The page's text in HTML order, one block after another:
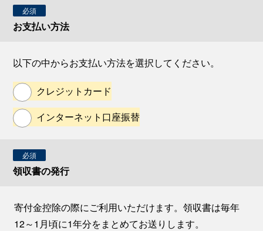
必須
お支払い方法
以下の中からお支払い方法を選択してください。
クレジットカード
インターネット口座振替
必須
領収書の発行
寄付金控除の際にご利用いただけます。領収書は毎年
12～1月頃に1年分をまとめてお送りします。